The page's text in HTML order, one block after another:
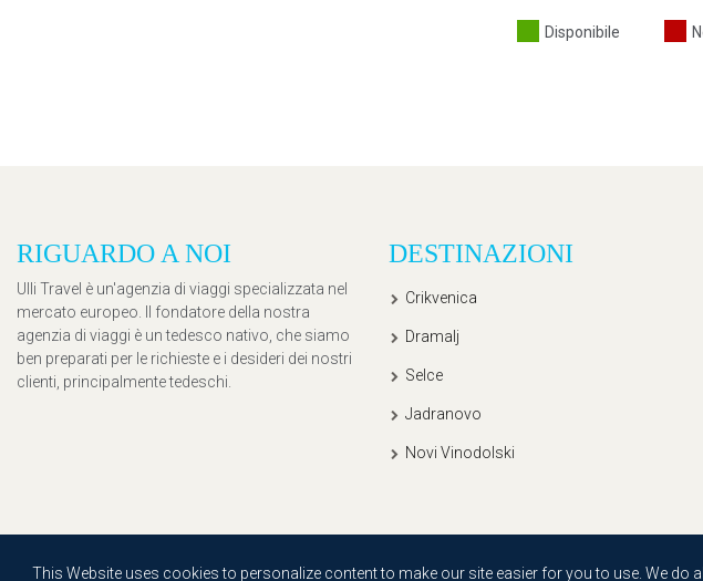
This Website uses cookies to personalize content to make our site easier for you to use. We
Disponibile
RIGUARDO A NOI
Ulli Travel è un'agenzia di viaggi specializzata nel
mercato europeo. Il fondatore della nostra
agenzia di viaggi è un tedesco nativo, che siamo
ben preparati per le richieste e i desideri dei nostri
clienti, principalmente tedeschi.
DESTINAZIONI
Crikvenica
Dramalj
Selce
Jadranovo
Novi Vinodolski
Copyright © 2020, Ullitravel |Sitemap| Powered byAgendum